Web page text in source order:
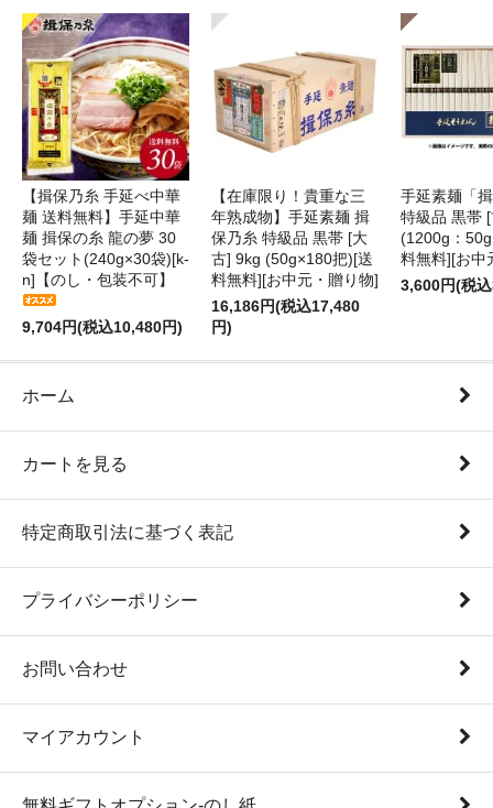
【揖保乃糸 手延べ中華
麺 送料無料】手延中華
麺 揖保の糸 龍の夢 30
袋セット(240g×30袋)[k-
n]【のし・包装不可】
9,704円(税込10,480円)
【在庫限り！貴重な三
年熟成物】手延素麺 揖
保乃糸 特級品 黒帯 [大
古] 9kg (50g×180把)[送
料無料][お中元・贈り物]
16,186円(税込17,480
円)
手延素麺「
特級品 黒帯
(1200g：
料無料][お中
3,600円(税
ホーム
カートを見る
特定商取引法に基づく表記
プライバシーポリシー
お問い合わせ
マイアカウント